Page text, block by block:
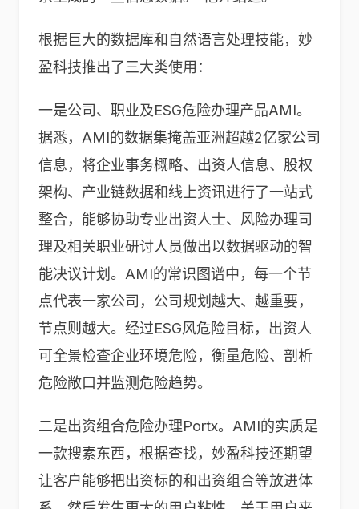
根据巨大的数据库和自然语言处理技能，妙
盈科技推出了三大类使用：
一是公司、职业及ESG危险办理产品AMI。
据悉，AMI的数据集掩盖亚洲超越2亿家公司
信息，将企业事务概略、出资人信息、股权
架构、产业链数据和线上资讯进行了一站式
整合，能够协助专业出资⼈士、⻛险办理司
理及相关职业研讨⼈员做出以数据驱动的智
能决议计划。AMI的常识图谱中，每一个节
点代表一家公司，公司规划越大、越重要，
节点则越大。经过ESG⻛危险目标，出资人
可全景检查企业环境危险，衡量危险、剖析
危险敞口并监测危险趋势。
二是出资组合危险办理Portx。AMI的实质是
一款搜素东西，根据查找，妙盈科技还期望
让客户能够把出资标的和出资组合等放进体